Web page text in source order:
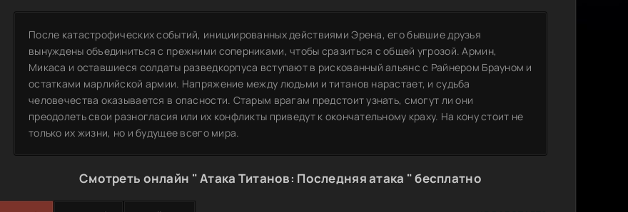
После катастрофических событий, инициированных действиями Эрена, его бывшие друзья
вынуждены объединиться с прежними соперниками, чтобы сразиться с общей угрозой. Армин,
Микаса и оставшиеся солдаты разведкорпуса вступают в рискованный альянс с Райнером Брауном и
остатками марлийской армии. Напряжение между людьми и титанов нарастает, и судьба
человечества оказывается в опасности. Старым врагам предстоит узнать, смогут ли они
преодолеть свои разногласия или их конфликты приведут к окончательному краху. На кону стоит не
только их жизни, но и будущее всего мира.
Смотреть онлайн " Атака Титанов: Последняя атака " бесплатно